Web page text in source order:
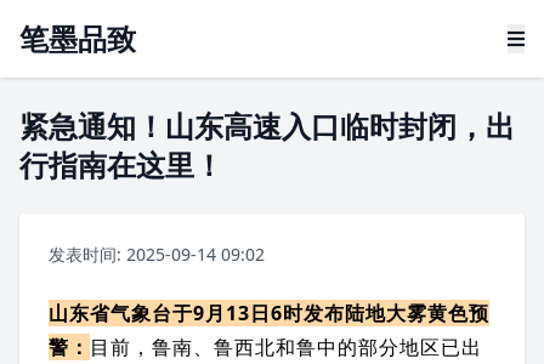
笔墨品致
紧急通知！山东高速入口临时封闭，出
行指南在这里！
发表时间: 2025-09-14 09:02
山东省气象台于9月13日6时发布陆地大雾黄色预
警： 目前， 鲁南、 鲁西北和鲁中的部分地区已出